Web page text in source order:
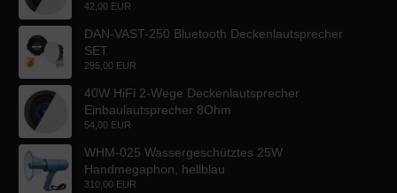
42,00 EUR
DAN-VAST-250 Bluetooth Deckenlautsprecher
SET
295,00 EUR
40W HiFi 2-Wege Deckenlautsprecher
Einbaulautsprecher 8Ohm
54,00 EUR
WHM-025 Wassergeschütztes 25W
Handmegaphon, hellblau
310,00 EUR